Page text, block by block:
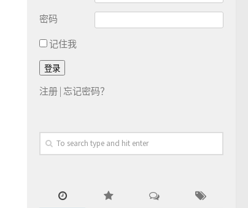
密码
记住我
注册 | 忘记密码？